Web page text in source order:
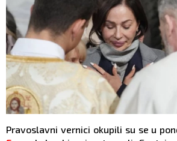
Pravoslavni vernici okupili su se u